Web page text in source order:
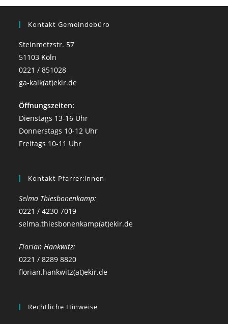
Kontakt Gemeindebüro
Steinmetzstr. 57
51103 Köln
0221 / 851028
ga-kalk(at)ekir.de
Öffnungszeiten:
Dienstags 13-16 Uhr
Donnerstags 10-12 Uhr
Freitags 10-11 Uhr
Kontakt Pfarrer:innen
Selma Thiesbonenkamp:
0221 / 4230 7019
selma.thiesbonenkamp(at)ekir.de
Florian Hankwitz:
0221 / 8289 8820
florian.hankwitz(at)ekir.de
Rechtliche Hinweise